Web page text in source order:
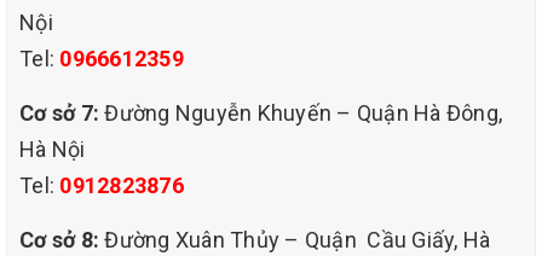
Các lợi ích khi giặt ghế sofa thường
xuyên
Nội
Tel: 0966612359
Cơ sở 7:Đường Nguyễn Khuyến – Quận Hà Đông,
Hà Nội
Tel: 0912823876
Cơ sở 8:Đường Xuân Thủy – Quận Cầu Giấy, Hà